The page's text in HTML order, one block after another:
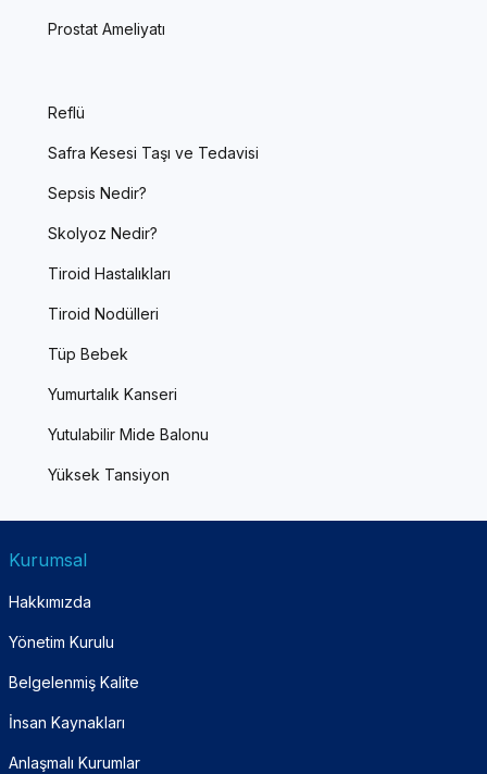
Prostat Ameliyatı
Reflü
Safra Kesesi Taşı ve Tedavisi
Sepsis Nedir?
Skolyoz Nedir?
Tiroid Hastalıkları
Tiroid Nodülleri
Tüp Bebek
Yumurtalık Kanseri
Yutulabilir Mide Balonu
Yüksek Tansiyon
Kurumsal
Hakkımızda
Yönetim Kurulu
Belgelenmiş Kalite
İnsan Kaynakları
Anlaşmalı Kurumlar